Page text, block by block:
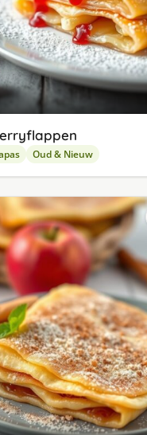
Oud & Nieuw